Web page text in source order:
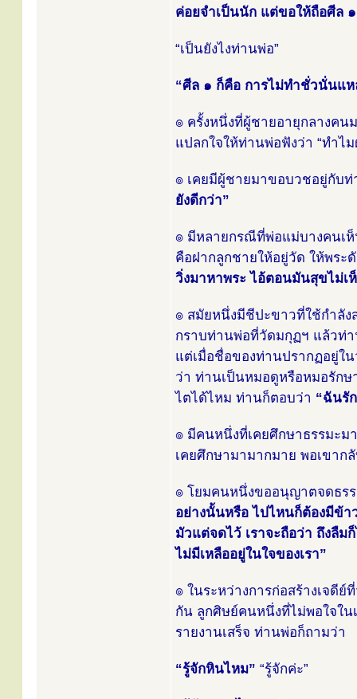
ค่อยจำเป็นนัก แต่ขอให้ถือศีล
“เป็นยังไงท่านพ่อ”
“ศีล ๑ ก็คือ การไม่ทำชั่วนั่นแ
๏ ครั้งหนึ่งที่ผู้ชายอายุกลางคน
แปลกใจให้ท่านพ่อฟังว่า “ทำไ
๏ เคยมีผู้ชายมาขอบวชอยู่กับ
ยังดีกว่า”
๏ มีหลายกรณีที่พ่อแม่บางคนเห็
คือฝากลูกชายให้อยู่วัด ให้พระ
วิ่งมาหาพระ ไอ้ตอนมันสุขไม่เ
๏ สมัยหนึ่งมีชีปะขาวที่ใช้กำลัง
กราบท่านพ่อที่วัดมกุฏฯ แล้วท่
แต่เมื่อชื่อของท่านปรากฏอยู่ใ
ว่า ท่านเป็นหมอดูหรือหมอรัก
ไตได้ไหม ท่านก็ตอบว่า “ฉันรั
๏ มีคนหนึ่งที่เคยศึกษาธรรมะม
เคยศึกษามามากมาย พอเขาก
๏ โยมคนหนึ่งขออนุญาตจดธร
อย่างนั้นหรือ ไปไหนก็ต้องมีข้
มัวแต่จดไว้ เราจะถือว่า ถึงลืม
ไม่มีเหลืออยู่ในใจของเรา”
๏ ในระหว่างการก่อสร้างเจดี
กัน ลูกศิษย์คนหนึ่งที่ไม่พอใจใ
รายงานเสร็จ ท่านพ่อก็ถามว่า
“รู้จักหินไหม” “รู้จักค่ะ”